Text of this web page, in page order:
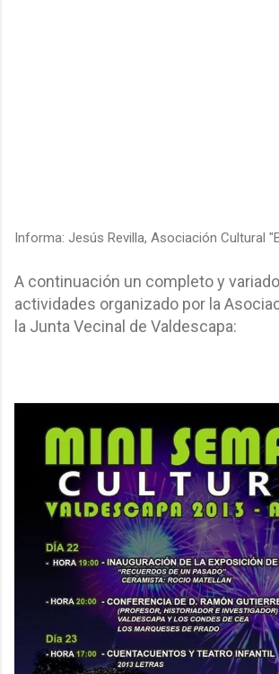
Informa: Jesús Revilla, Asociación Cultural
A continuación un completo y
actividades organizado por la
la Junta Vecinal de Valdescapa: